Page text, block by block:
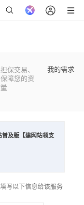
保交易、
障您的资
我的需求
普及版【建网站领支
写以下信息给该服务